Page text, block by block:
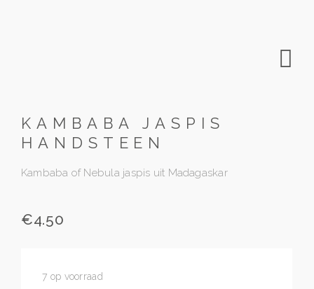
KAMBABA JASPIS
HANDSTEEN
Kambaba of Nebula jaspis uit Madagaskar
€4.50
7 op voorraad